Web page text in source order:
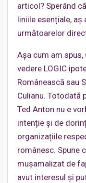
articol? Sperând
liniile esențiale, aș
următoarelor
Așa cum am
vedere LOGIC
Românească sau
Culianu. Totodată
Ted Anton nu e
intenție și de
organizațiile
românesc. Spune
mușamalizat de
avut interesul și